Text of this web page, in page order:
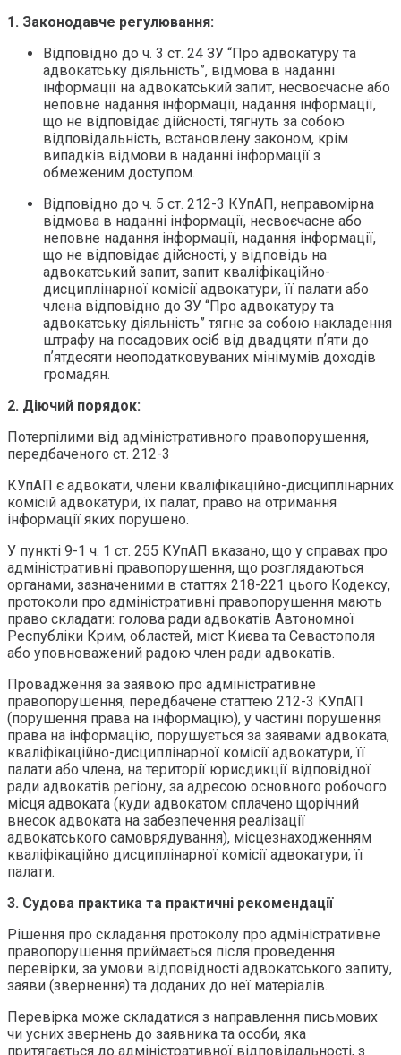
1. Законодавче регулювання:
Відповідно до ч. 3 ст. 24 ЗУ “Про адвокатуру та
адвокатську діяльність”, відмова в наданні
інформації на адвокатський запит, несвоєчасне або
неповне надання інформації, надання інформації,
що не відповідає дійсності, тягнуть за собою
відповідальність, встановлену законом, крім
випадків відмови в наданні інформації з
обмеженим доступом.
Відповідно до ч. 5 ст. 212-3 КУпАП, неправомірна
відмова в наданні інформації, несвоєчасне або
неповне надання інформації, надання інформації,
що не відповідає дійсності, у відповідь на
адвокатський запит, запит кваліфікаційно-
дисциплінарної комісії адвокатури, її палати або
члена відповідно до ЗУ “Про адвокатуру та
адвокатську діяльність” тягне за собою накладення
штрафу на посадових осіб від двадцяти пʼяти до
пʼятдесяти неоподатковуваних мінімумів доходів
громадян.
2. Діючий порядок:
Потерпілими від адміністративного правопорушення,
передбаченого ст. 212-3
КУпАП є адвокати, члени кваліфікаційно-дисциплінарних
комісій адвокатури, їх палат, право на отримання
інформації яких порушено.
У пункті 9-1 ч. 1 ст. 255 КУпАП вказано, що у справах про
адміністративні правопорушення, що розглядаються
органами, зазначеними в статтях 218-221 цього Кодексу,
протоколи про адміністративні правопорушення мають
право складати: голова ради адвокатів Автономної
Республіки Крим, областей, міст Києва та Севастополя
або уповноважений радою член ради адвокатів.
Провадження за заявою про адміністративне
правопорушення, передбачене статтею 212-3 КУпАП
(порушення права на інформацію), у частині порушення
права на інформацію, порушується за заявами адвоката,
кваліфікаційно-дисциплінарної комісії адвокатури, її
палати або члена, на території юрисдикції відповідної
ради адвокатів регіону, за адресою основного робочого
місця адвоката (куди адвокатом сплачено щорічний
внесок адвоката на забезпечення реалізації
адвокатського самоврядування), місцезнаходженням
кваліфікаційно дисциплінарної комісії адвокатури, її
палати.
3. Судова практика та практичні рекомендації
Рішення про складання протоколу про адміністративне
правопорушення приймається після проведення
перевірки, за умови відповідності адвокатського запиту,
заяви (звернення) та доданих до неї матеріалів.
Перевірка може складатися з направлення письмових
чи усних звернень до заявника та особи, яка
притягається до адміністративної відповідальності, з